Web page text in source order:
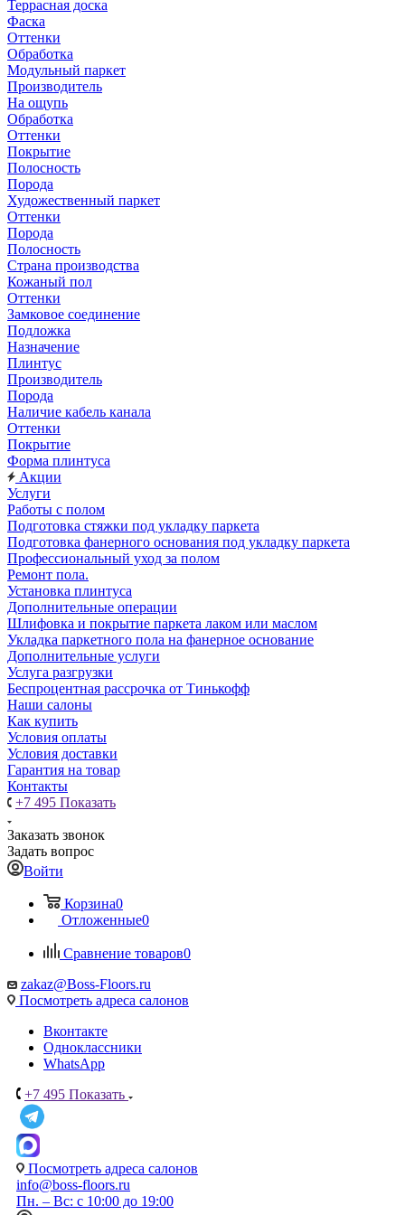
Террасная доска
Фаска
Оттенки
Обработка
Модульный паркет
Производитель
На ощупь
Обработка
Оттенки
Покрытие
Полосность
Порода
Художественный паркет
Оттенки
Порода
Полосность
Страна производства
Кожаный пол
Оттенки
Замковое соединение
Подложка
Назначение
Плинтус
Производитель
Порода
Наличие кабель канала
Оттенки
Покрытие
Форма плинтуса
Акции
Услуги
Работы с полом
Подготовка стяжки под укладку паркета
Подготовка фанерного основания под укладку паркета
Профессиональный уход за полом
Ремонт пола.
Установка плинтуса
Дополнительные операции
Шлифовка и покрытие паркета лаком или маслом
Укладка паркетного пола на фанерное основание
Дополнительные услуги
Услуга разгрузки
Беспроцентная рассрочка от Тинькофф
Наши салоны
Как купить
Условия оплаты
Условия доставки
Гарантия на товар
Контакты
+7 495 Показать
Заказать звонок
Задать вопрос
Войти
Корзина0
Отложенные0
Сравнение товаров0
zakaz@Boss-Floors.ru
Посмотреть адреса салонов
Вконтакте
Одноклассники
WhatsApp
+7 495 Показать
Посмотреть адреса салонов
info@boss-floors.ru
Пн. – Вс: с 10:00 до 19:00